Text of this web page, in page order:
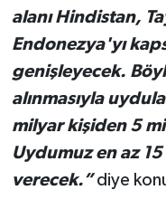
alanı Hindistan,
Endonezya'yı
genişleyecek.
alınmasıyla
milyar kişiden 5
Uydumuz en az
verecek.”diye